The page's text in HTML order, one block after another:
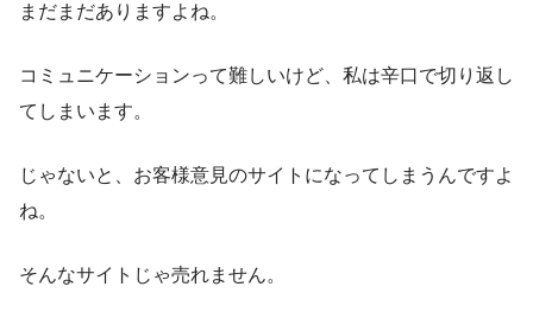
まだまだありますよね。
コミュニケーションって難しいけど、私は辛口で切り返し
てしまいます。
じゃないと、お客様意見のサイトになってしまうんですよ
ね。
そんなサイトじゃ売れません。